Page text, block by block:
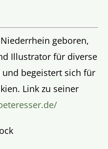
geboren,
Illustrator für diverse
begeistert sich für
Link zu seiner